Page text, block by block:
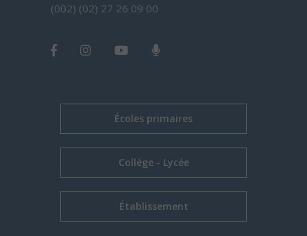
(002) (02) 27 26 09 00
Écoles primaires
Collège - Lycée
Établissement